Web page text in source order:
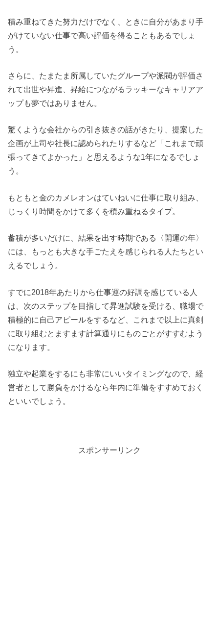
積み重ねてきた努力だけでなく、ときに自分があまり手
がけていない仕事で高い評価を得ることもあるでしょ
う。
さらに、たまたま所属していたグループや派閥が評価さ
れて出世や昇進、昇給につながるラッキーなキャリアア
ップも夢ではありません。
驚くような会社からの引き抜きの話がきたり、提案した
企画が上司や社長に認められたりするなど「これまで頑
張ってきてよかった」と思えるような1年になるでしょ
う。
もともと金のカメレオンはていねいに仕事に取り組み、
じっくり時間をかけて多くを積み重ねるタイプ。
蓄積が多いだけに、結果を出す時期である〈開運の年〉
には、もっとも大きな手ごたえを感じられる人たちとい
えるでしょう。
すでに2018年あたりから仕事運の好調を感じている人
は、次のステップを目指して昇進試験を受ける、職場で
積極的に自己アピールをするなど、これまで以上に真剣
に取り組むとますます計算通りにものごとがすすむよう
になります。
独立や起業をするにも非常にいいタイミングなので、経
営者として勝負をかけるなら年内に準備をすすめておく
といいでしょう。
スポンサーリンク